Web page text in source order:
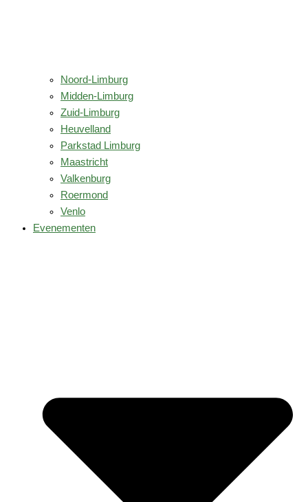
Noord-Limburg
Midden-Limburg
Zuid-Limburg
Heuvelland
Parkstad Limburg
Maastricht
Valkenburg
Roermond
Venlo
Evenementen